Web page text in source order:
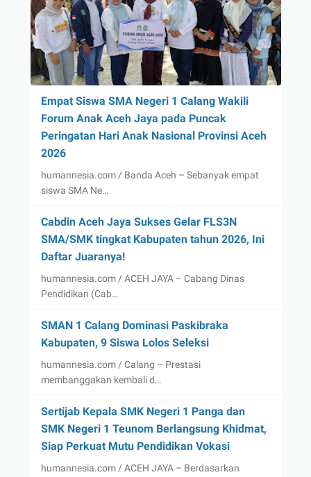
Empat Siswa SMA Negeri 1 Calang Wakili
Forum Anak Aceh Jaya pada Puncak
Peringatan Hari Anak Nasional Provinsi Aceh
2026
humannesia.com / Banda Aceh – Sebanyak empat
siswa SMA Ne…
Cabdin Aceh Jaya Sukses Gelar FLS3N
SMA/SMK tingkat Kabupaten tahun 2026, Ini
Daftar Juaranya!
humannesia.com / ACEH JAYA – Cabang Dinas
Pendidikan (Cab…
SMAN 1 Calang Dominasi Paskibraka
Kabupaten, 9 Siswa Lolos Seleksi
humannesia.com / Calang – Prestasi
membanggakan kembali d…
Sertijab Kepala SMK Negeri 1 Panga dan
SMK Negeri 1 Teunom Berlangsung Khidmat,
Siap Perkuat Mutu Pendidikan Vokasi
humannesia.com / ACEH JAYA – Berdasarkan